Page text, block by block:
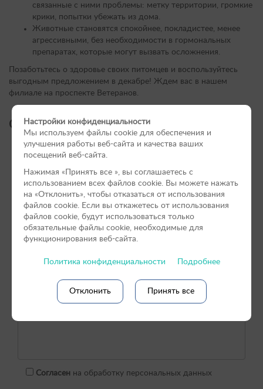
связанные с ними проблемы: метку территории, громкие
крики, попытки убежать из дома.​
Животные становятся спокойнее, покладистее, менее
агрессивными, без необходимости в гормональных
препаратах, которые могут вызвать осложнения.
Позаботьтесь о здоровье своих питомцев и воспользуйтесь
выгодным предложением в декабре! Ждем вас в нашем
филиале на проспекте Ветеранов.
Онлайн-форма для записи:
Согласен на обработку персональных данных
Настройки конфиденциальности
Мы используем файлы cookie для обеспечения и
улучшения работы веб-сайта и качества ваших
посещений веб-сайта.
Нажимая «Принять вce », вы соглашаетесь с
использованием всех файлов cookie. Вы можете нажать
на «Отклонить», чтобы отказаться от использования
файлов сookie. Если вы откажетесь от использования
файлов cookie, будут использоваться только
обязательные файлы cookie, необходимые для
функционирования веб-сайта.
Политика конфиденциальности Подробнее
Отклонить Принять все